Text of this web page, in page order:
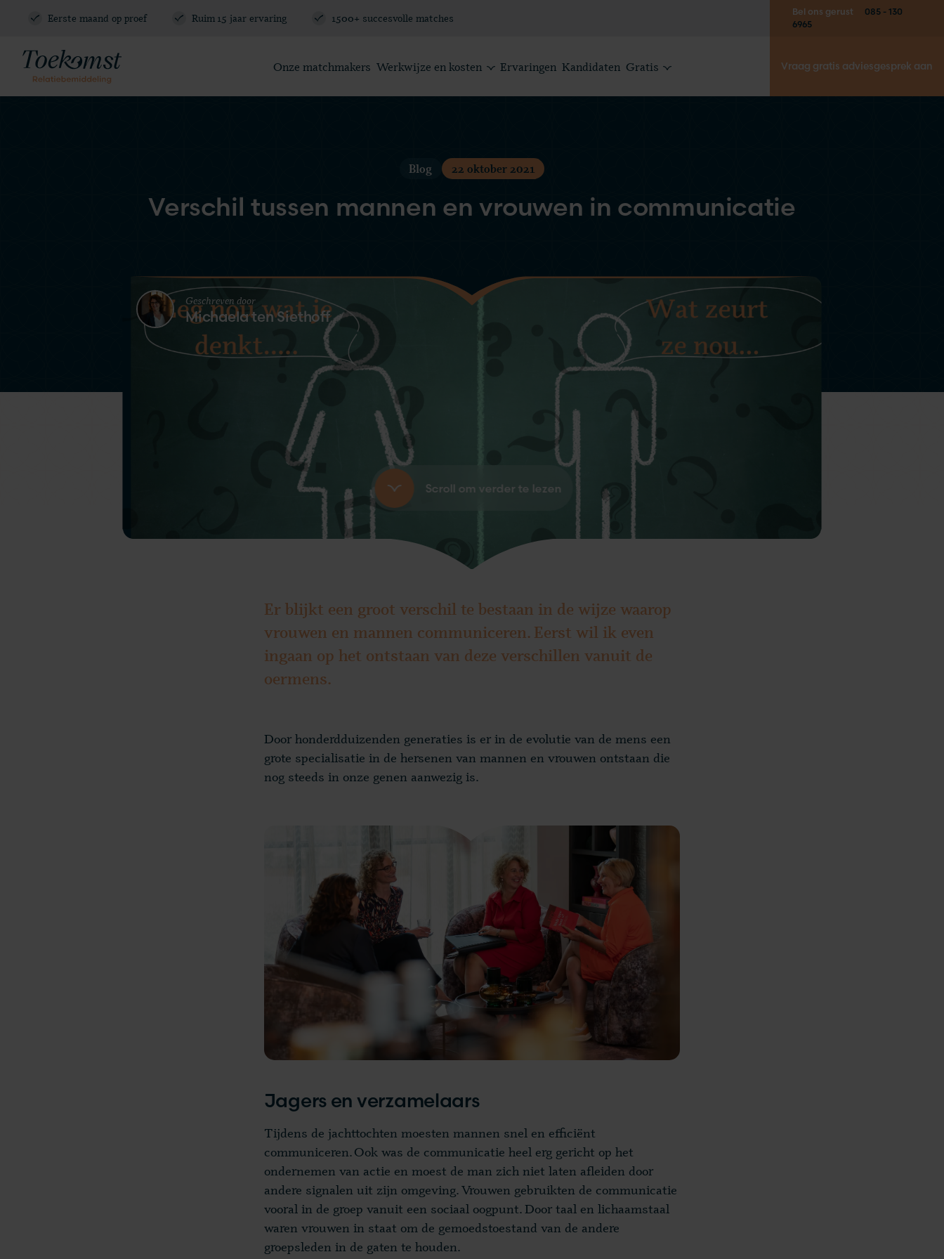
Eerste maand op proef Ruim 15 jaar ervaring 1500+ succesvolle matches Bel ons gerust
085 - 130
6965
Onze matchmakers Werkwijze en kosten Ervaringen Kandidaten Gratis Vraag gratis adviesgesprek aan
Blogs en vlogs
Meest gestelde vragen
Vraag gratis kennismaking aan
085 - 130 6965
Blog 22 oktober 2021
Verschil tussen mannen en vrouwen in communicatie
Geschreven door
Michaela ten Siethoff
Scroll om verder te lezen
Er blijkt een groot verschil te bestaan in de wijze waarop
vrouwen en mannen communiceren. Eerst wil ik even
ingaan op het ontstaan van deze verschillen vanuit de
oermens.
Door honderdduizenden generaties is er in de evolutie van de mens een
grote specialisatie in de hersenen van mannen en vrouwen ontstaan die
nog steeds in onze genen aanwezig is.
Jagers en verzamelaars
Tijdens de jachttochten moesten mannen snel en efficiënt
communiceren. Ook was de communicatie heel erg gericht op het
ondernemen van actie en moest de man zich niet laten afleiden door
andere signalen uit zijn omgeving. Vrouwen gebruikten de communicatie
vooral in de groep vanuit een sociaal oogpunt. Door taal en lichaamstaal
waren vrouwen in staat om de gemoedstoestand van de andere
groepsleden in de gaten te houden.